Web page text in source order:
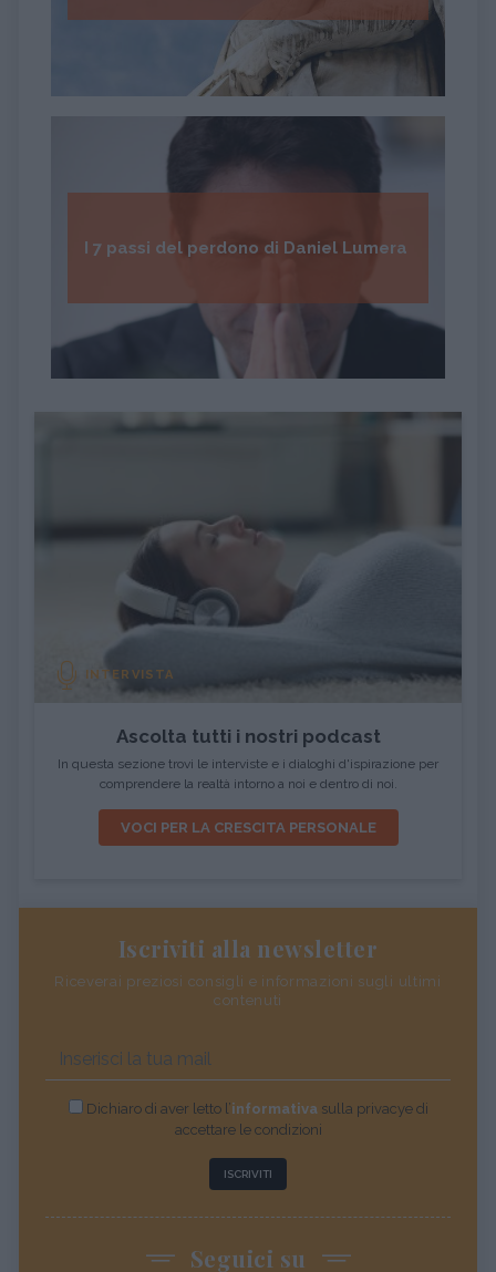
I 7 passi del perdono di Daniel Lumera
INTERVISTA
Ascolta tutti i nostri podcast
In questa sezione trovi le interviste e i dialoghi d'ispirazione per
comprendere la realtà intorno a noi e dentro di noi.
VOCI PER LA CRESCITA PERSONALE
Iscriviti alla newsletter
Riceverai preziosi consigli e informazioni sugli ultimi
contenuti
Dichiaro di aver letto l’informativa sulla privacye di
accettare le condizioni
ISCRIVITI
Seguici su